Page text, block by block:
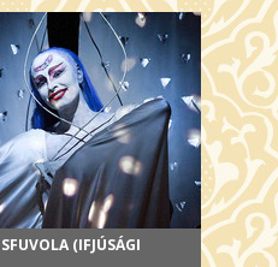
(IFJÚSÁGI